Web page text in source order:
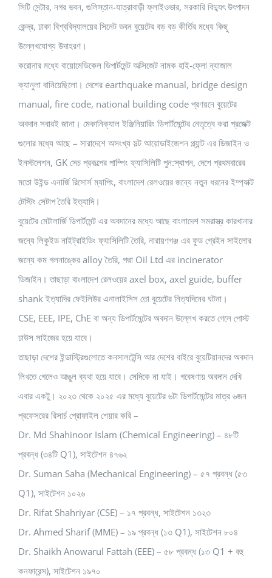
সিটি সেন্টার, নগর ভবন, গুলিস্তান-যাত্রাবাড়ী ফ্লাইওভার, সরকারি বিদ্যুৎ উৎপাদন
কেন্দ্র, ঢাকা বিশ্ববিদ্যালয়ের সিনেট ভবন বুয়েটের বড় বড় কীর্তির মধ্যে কিছু
উল্লেখযোগ্য উদাহরণ।
করোনার মধ্যে বায়োমেডিকেল ডিপার্টমেন্ট অক্সিজেট নামক হাই-ফ্লো ন্যাজাল
ক্যানুলা বানিয়েছিলো। দেশের earthquake manual, bridge design
manual, fire code, national building code প্রণয়নে বুয়েটের
অবদান সবারই জানা। মেকানিক্যাল ইঞ্জিনিয়ারিং ডিপার্টমেন্টের নেতৃত্বে করা প্রজেক্ট
গুলোর মধ্যে আছে – সারাদেশে অসংখ্য সল্ট আয়োডাইজেশন প্ল্যান্ট এর ডিজাইন ও
ইনস্টলেশন, GK সেচ প্রকল্পের পাম্পিং ফ্যাসিলিটি পুন:স্থাপন, দেশে প্রথমবারের
মতো উইন্ড এনার্জি রিসোর্স ম্যাপিং, বাংলাদেশ রেলওয়ের জন্যে নতুন ধরনের ইম্প্যাক্ট
টেস্টিং সেটাপ তৈরি ইত্যাদি।
বুয়েটের মেটালার্জি ডিপার্টমেন্ট এর অবদানের মধ্যে আছে বাংলাদেশ সমরাস্ত্র কারখানার
জন্যে লিকুইড নাইট্রাইডিং ফ্যাসিলিটি তৈরি, নারায়ণগঞ্জ এর ফুড গ্রেইন সাইলোর
জন্যে কম গলনাঙ্কের alloy তৈরি, পদ্মা Oil Ltd এর incinerator
ডিজাইন। তাছাড়া বাংলাদেশ রেলওয়ের axel box, axel guide, buffer
shank ইত্যাদির ফেইলিউর এনালাইসিস তো বুয়েটের নিত্যদিনের ঘটনা।
CSE, EEE, IPE, ChE বা অন্য ডিপার্টমেন্টের অবদান উল্লেখ করতে গেলে পোস্ট
ঢাউস সাইজের হয়ে যাবে।
তাছাড়া দেশের ইন্ডাস্ট্রিগুলোতে কনসালটেন্সি আর দেশের বাইরে বুয়েটিয়ানদের অবদান
লিখতে গেলেও আঙুল ব্যথা হয়ে যাবে। সেদিকে না যাই। গবেষণায় অবদান দেখি
এবার একটু। ২০২৩ থেকে ২০২৫ এর মধ্যে বুয়েটের ৬টা ডিপার্টমেন্টের মাত্র ৬জন
প্রফেসরের রিসার্চ প্রোফাইল শেয়ার করি –
Dr. Md Shahinoor Islam (Chemical Engineering) – ৪৮টি
প্রবন্ধ (৩৪টি Q1), সাইটেশন ৪৭৬২
Dr. Suman Saha (Mechanical Engineering) – ৫৭ প্রবন্ধ (৫৩
Q1), সাইটেশন ১০২৬
Dr. Rifat Shahriyar (CSE) – ১৭ প্রবন্ধ, সাইটেশন ১৩২৩
Dr. Ahmed Sharif (MME) – ১৯ প্রবন্ধ (১৩ Q1), সাইটেশন ৮০৪
Dr. Shaikh Anowarul Fattah (EEE) – ৫৮ প্রবন্ধ (১৩ Q1 + বহু
কনফারেন্স), সাইটেশন ১৯৭০